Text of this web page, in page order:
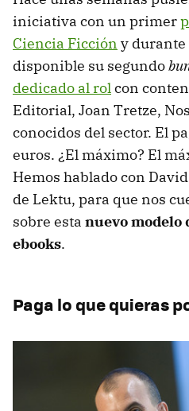
iniciativa con un primer
Ciencia Ficción y durante
disponible su segundo
dedicado al rolcon
Editorial, Joan Tretze,
conocidos del sector. El
euros. ¿El máximo? El
Hemos hablado con
de Lektu, para que nos
sobre esta nuevo
ebooks.
Paga lo que quieras